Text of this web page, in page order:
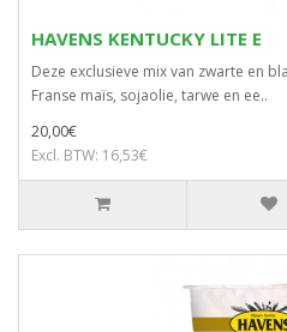
HAVENS KENTUCKY LITE E
Deze exclusieve mix van zwarte en
Franse maïs, sojaolie, tarwe en ee..
20,00€
Excl. BTW: 16,53€